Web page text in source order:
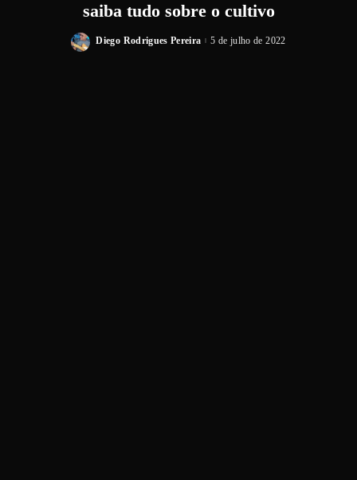
saiba tudo sobre o cultivo
Diego Rodrigues Pereira 5 de julho de 2022